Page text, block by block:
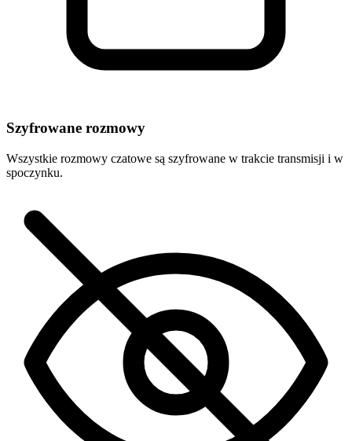
Szyfrowane rozmowy
Wszystkie rozmowy czatowe są szyfrowane w trakcie transmisji i w
spoczynku.